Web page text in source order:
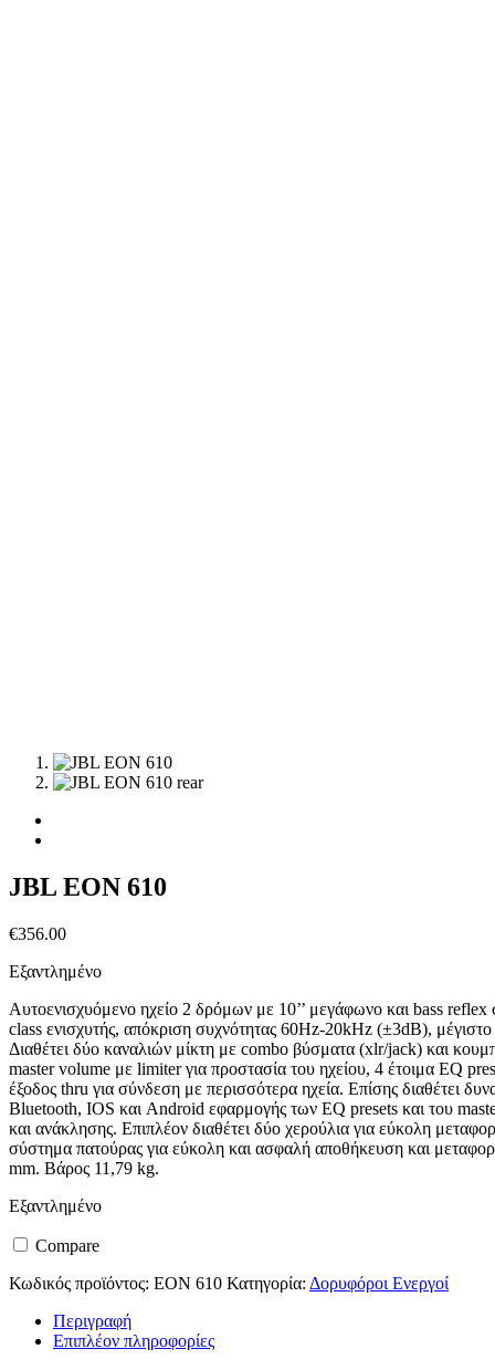
JBL EON 610
€356.00
Εξαντλημένο
Αυτοενισχυόμενο ηχείο 2 δρόμων με 10’’ μεγάφωνο και bass
class ενισχυτής, απόκριση συχνότητας 60Hz-20kHz (±3dB),
Διαθέτει δύο καναλιών μίκτη με combo βύσματα (xlr/jack) και
master volume με limiter για προστασία του ηχείου, 4 έτοιμα EQ
έξοδος thru για σύνδεση με περισσότερα ηχεία. Επίσης διαθέτει
Bluetooth, IOS και Android εφαρμογής των EQ presets και του
και ανάκλησης. Επιπλέον διαθέτει δύο χερούλια για εύκολη
σύστημα πατούρας για εύκολη και ασφαλή αποθήκευση και
mm. Βάρος 11,79 kg.
Εξαντλημένο
Compare
Κωδικός προϊόντος: EON 610 Κατηγορία: Δορυφόροι Ενεργοί
Περιγραφή
Επιπλέον πληροφορίες